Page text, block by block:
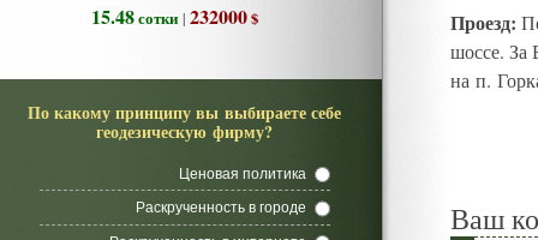
15.48сотки | 232000$
По какому принципу вы выбираете себе
геодезическую фирму?
Ценовая политика
Раскрученность в городе
Проезд:
шоссе. За
на п.
Ваш